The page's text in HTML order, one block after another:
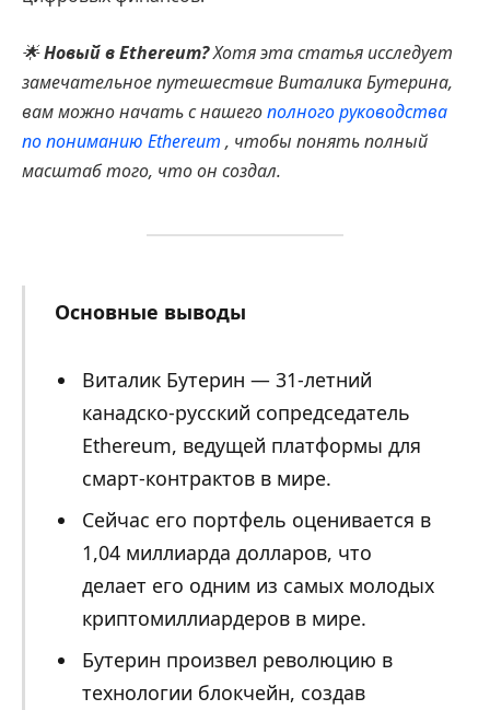
🌟Новый в Ethereum?Хотя эта статья исследует
замечательное путешествие Виталика Бутерина,
вам можно начать с нашегополного руководства
по пониманию Ethereum , чтобы понять полный
масштаб того, что он создал.
Основные выводы
Виталик Бутерин — 31-летний
канадско-русский сопредседатель
Ethereum, ведущей платформы для
смарт-контрактов в мире.
Сейчас его портфель оценивается в
1,04 миллиарда долларов, что
делает его одним из самых молодых
криптомиллиардеров в мире.
Бутерин произвел революцию в
технологии блокчейн, создав